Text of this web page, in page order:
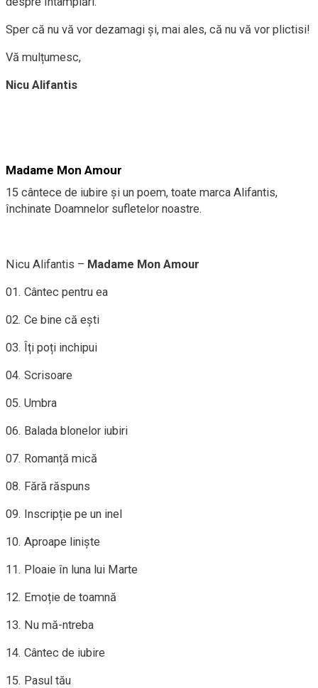
Sper că nu vă vor dezamagi și, mai ales, că nu vă vor plictisi!
Vă mulțumesc,
Nicu Alifantis
Madame Mon Amour
15 cântece de iubire și un poem, toate marca Alifantis,
închinate Doamnelor sufletelor noastre.
Nicu Alifantis – Madame Mon Amour
01. Cântec pentru ea
02. Ce bine că ești
03. Îți poți inchipui
04. Scrisoare
05. Umbra
06. Balada blonelor iubiri
07. Romanță mică
08. Fără răspuns
09. Inscripție pe un inel
10. Aproape liniște
11. Ploaie în luna lui Marte
12. Emoție de toamnă
13. Nu mă-ntreba
14. Cântec de iubire
15. Pasul tău